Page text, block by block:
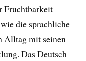
Fruchtbarkeit
die sprachliche
Alltag mit seinen
Das Deutsch